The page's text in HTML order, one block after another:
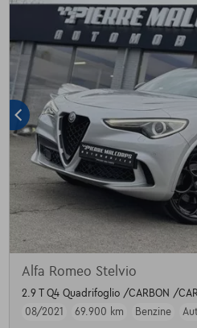
Alfa Romeo Stelvio
2.9 T Q4 Quadrifoglio /CARBON /
08/2021
69.900 km Benzine